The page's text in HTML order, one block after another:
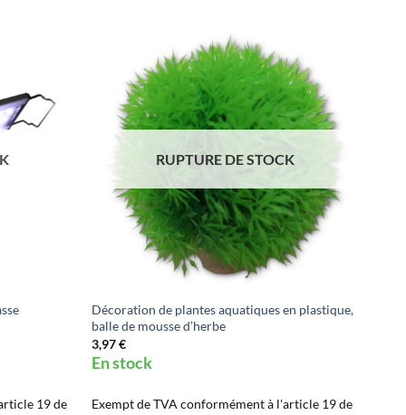
19 de
RUPTURE DE STOCK
Décoration de plantes aquatiques en plastique,
balle de mousse d’herbe
3,97€
En stock
Exempt de TVA conformément à l'article 19 de